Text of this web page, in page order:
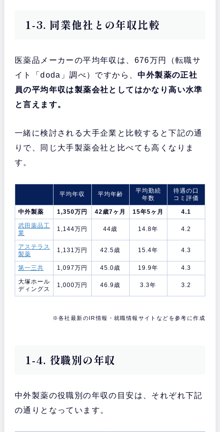
1-3. 同業他社との年収比較
医薬品メーカーの平均年収は、676万円（転職サ
イト「doda」調べ）ですから、中外製薬の正社
員の平均年収は製薬会社としてはかなり高い水準
と言えます。
一緒に検討される大手企業と比較すると下記の通
りで、同じ大手製薬会社と比べても高くなりま
す。
平均年収 平均年齢
平均勤続
年数
待遇の口
コミ評価
中外製薬
1,350万円 42歳7ヶ月 15年5ヶ月
4.1
武田薬品工
業
1,144万円 44歳 14.8年 4.2
アステラス
製薬
1,131万円 42.5歳 15.4年 4.3
第一三共 1,097万円 45.0歳 19.9年
4.3
大塚ホール
ディングス
1,000万円 46.9歳 3.3年 3.2
※各社最新のIR情報・就職情報サイトなどを参考に作成
1-4. 役職別の年収
中外製薬の役職別の年収の目安は、それぞれ下記
の通りとなっています。